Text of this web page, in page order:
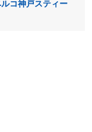
コ神戸スティー